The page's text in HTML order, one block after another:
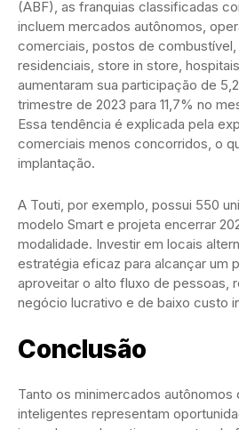
(ABF), as franquias classificadas
incluem mercados autônomos,
comerciais, postos de
residenciais, store in store,
aumentaram sua participação de
trimestre de 2023 para 11,7% no
Essa tendência é explicada pela
comerciais menos concorridos, o
implantação.
A Touti, por exemplo, possui 550
modelo Smart e projeta encerrar
modalidade. Investir em locais
estratégia eficaz para alcançar um
aproveitar o alto fluxo de pessoas,
negócio lucrativo e de baixo custo
Conclusão
Tanto os minimercados autônomos
inteligentes representam